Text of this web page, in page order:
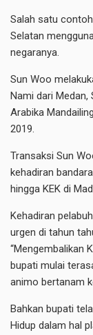
Salah satu
Selatan
negaranya.
Sun Woo
Nami dari Medan,
Arabika
2019.
Transaksi Sun
kehadiran
hingga KEK di
Kehadiran
urgen di tahun
“Mengembalikan
bupati mulai
animo bertanam
Bahkan bupati
Hidup dalam hal